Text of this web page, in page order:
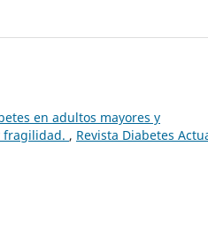
en adultos mayores y
fragilidad. , Revista Diabetes